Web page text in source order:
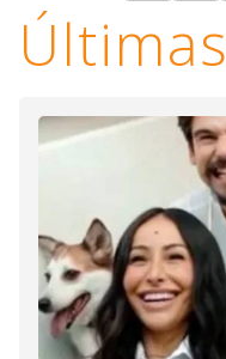
Últimas